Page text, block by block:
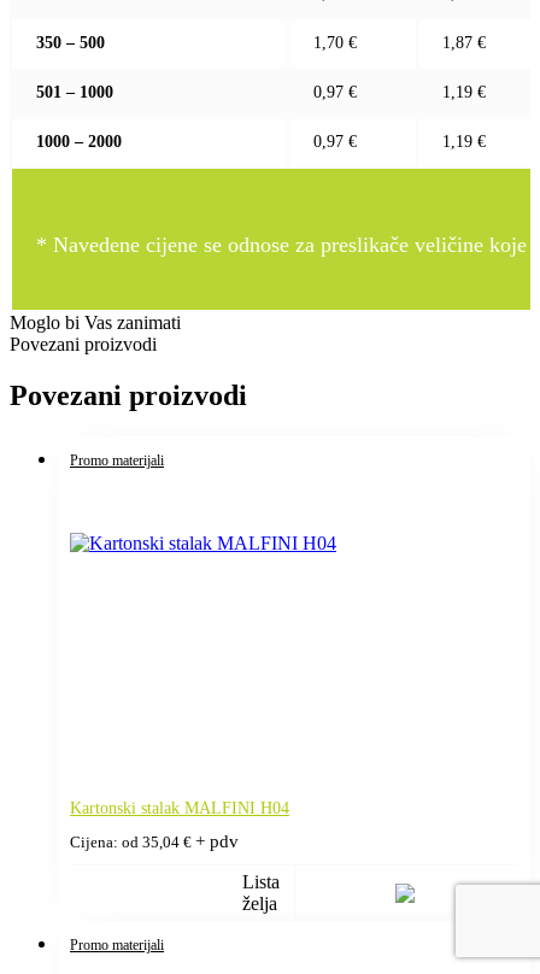
350 – 500 1,70 € 1,87 €
501 – 1000 0,97 € 1,19 €
1000 – 2000 0,97 € 1,19 €
* Navedene cijene se odnose za preslikače veličine
Moglo bi Vas zanimati
Povezani proizvodi
Povezani proizvodi
Promo materijali
Kartonski stalak MALFINI H04
Cijena: od 35,04 € + pdv
Lista
želja
Promo materijali